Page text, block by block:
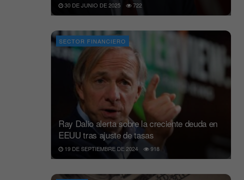
30 DE JUNIO DE 2025 722
SECTOR FINANCIERO
Ray Dalio alerta sobre la creciente deuda en
EEUU tras ajuste de tasas
19 DE SEPTIEMBRE DE 2024 918